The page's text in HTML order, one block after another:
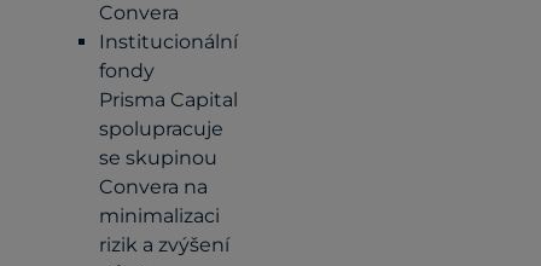
Convera
Institucionální
fondy
Prisma Capital
spolupracuje
se skupinou
Convera na
minimalizaci
rizik a zvýšení